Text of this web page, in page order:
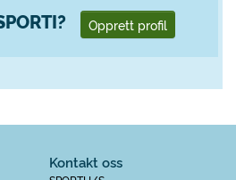
Opprett profil
Kontakt oss